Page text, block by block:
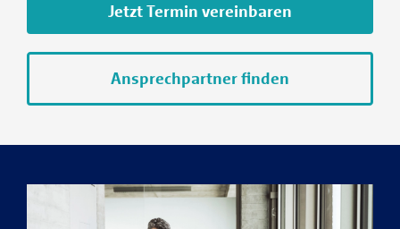
Jetzt Termin vereinbaren
Ansprechpartner finden